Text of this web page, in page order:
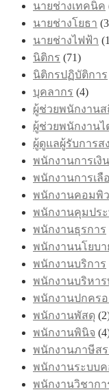
นายช่างเทคนิค
นายช่างโยธา
นายช่างไฟฟ้า
นิติกร (71)
นิติกรปฏิบัติการ
บุคลากร (4)
ผู้ช่วยพนักงาน
ผู้ช่วยพนักงานไ
ผู้ดูแลผู้รับการส
พนักงานการเ
พนักงานการเลื
พนักงานคอมพิว
พนักงานคุมปร
พนักงานธุรการ
พนักงานนโยบ
พนักงานบริการ
พนักงานบริหาร
พนักงานปกครอ
พนักงานพัสดุ
พนักงานพินิจ
พนักงานภาษีส
พนักงานระบบค
พนักงานวิชากา